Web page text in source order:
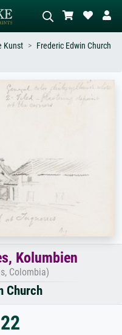
Sie die Szene – z.B. Grüne
Abstrakt mit viel Rot, Dunkles
Kunst
Frederic Edwin Church
Kolumbien
Colombia)
Church